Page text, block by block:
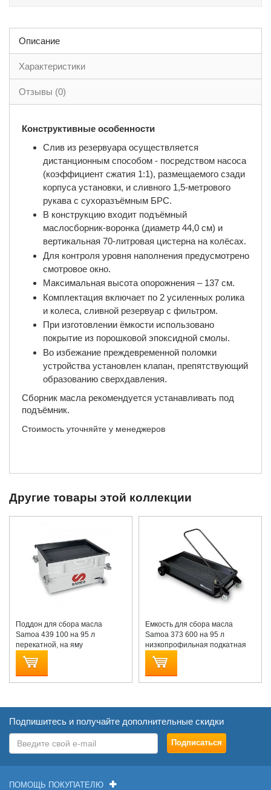
Описание
Характеристики
Отзывы (0)
Конструктивные особенности
Слив из резервуара осуществляется
дистанционным способом - посредством насоса
(коэффициент сжатия 1:1), размещаемого сзади
корпуса установки, и сливного 1,5-метрового
рукава с сухоразъёмным БРС.
В конструкцию входит подъёмный
маслосборник-воронка (диаметр 44,0 см) и
вертикальная 70-литровая цистерна на колёсах.
Для контроля уровня наполнения предусмотрено
смотровое окно.
Максимальная высота опорожнения – 137 см.
Комплектация включает по 2 усиленных ролика
и колеса, сливной резервуар с фильтром.
При изготовлении ёмкости использовано
покрытие из порошковой эпоксидной смолы.
Во избежание преждевременной поломки
устройства установлен клапан, препятствующий
образованию сверхдавления.
Сборник масла рекомендуется устанавливать под
подъёмник.
Стоимость уточняйте у менеджеров
Другие товары этой коллекции
Поддон для сбора масла
Samoa 439 100 на 95 л
перекатной, на яму
Емкость для сбора масла
Samoa 373 600 на 95 л
низкопрофильная подкатная
Подпишитесь и получайте дополнительные скидки
ПОМОЩЬ ПОКУПАТЕЛЮ